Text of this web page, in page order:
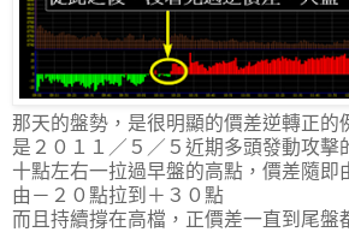
那天的盤勢，是很明顯的價差逆轉正的
是２０１１／５／５近期多頭發動攻擊
十點左右一拉過早盤的高點，價差隨即
由－２０點拉到＋３０點
而且持續撐在高檔，正價差一直到尾盤